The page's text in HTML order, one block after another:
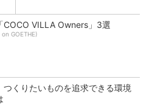
COCO VILLA Owners」3選
GOETHE)
つくりたいものを追求できる環境